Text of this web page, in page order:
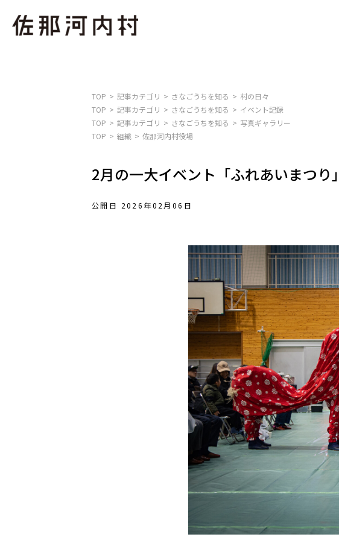
TOP 記事カテゴリ さなごうちを知る
村の日々
TOP
記事カテゴリ さなごうちを知る
イベント記録
TOP
記事カテゴリ さなごうちを知る
写真ギャラリー
TOP
組織 佐那河内村役場
2月の一大イベント「ふれあいまつり」
公開日 2026年02月06日